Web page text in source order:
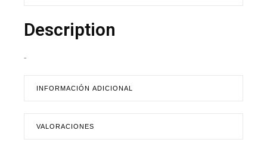
Description
-
INFORMACIÓN ADICIONAL
VALORACIONES